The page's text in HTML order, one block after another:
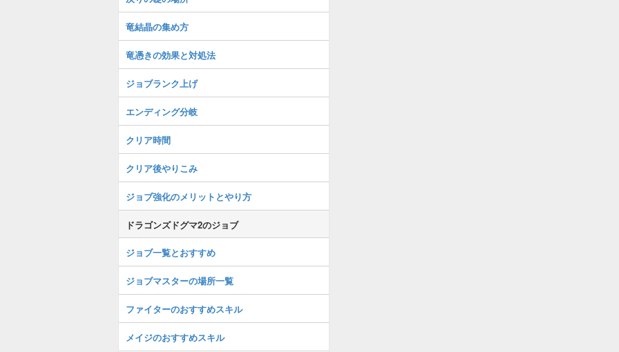
竜結晶の集め方
竜憑きの効果と対処法
ジョブランク上げ
エンディング分岐
クリア時間
クリア後やりこみ
ジョブ強化のメリットとやり方
ドラゴンズドグマ2のジョブ
ジョブ一覧とおすすめ
ジョブマスターの場所一覧
ファイターのおすすめスキル
メイジのおすすめスキル